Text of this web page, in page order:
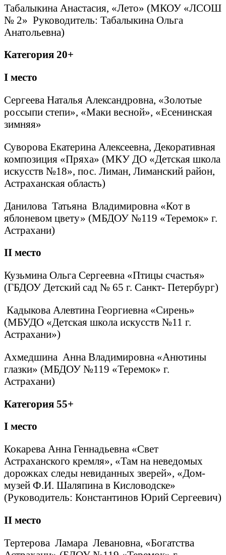
Табалыкина Анастасия, «Лето» (МКОУ «ЛСОШ
№ 2» Руководитель: Табалыкина Ольга
Анатольевна)
Категория 20+
I место
Сергеева Наталья Александровна, «Золотые
россыпи степи», «Маки весной», «Есенинская
зимняя»
Суворова Екатерина Алексеевна, Декоративная
композиция «Пряха» (МКУ ДО «Детская школа
искусств №18», пос. Лиман, Лиманский район,
Астраханская область)
Данилова Татьяна Владимировна «Кот в
яблоневом цвету» (МБДОУ №119 «Теремок» г.
Астрахани)
II место
Кузьмина Ольга Сергеевна «Птицы счастья»
(ГБДОУ Детский сад № 65 г. Санкт- Петербург)
Кадыкова Алевтина Георгиевна «Сирень»
(МБУДО «Детская школа искусств №11 г.
Астрахани»)
Ахмедшина Анна Владимировна «Анютины
глазки» (МБДОУ №119 «Теремок» г.
Астрахани)
Категория 55+
I место
Кокарева Анна Геннадьевна «Свет
Астраханского кремля», «Там на неведомых
дорожках следы невиданных зверей», «Дом-
музей Ф.И. Шаляпина в Кисловодске»
(Руководитель: Константинов Юрий Сергеевич)
II место
Тертерова Ламара Левановна, «Богатства